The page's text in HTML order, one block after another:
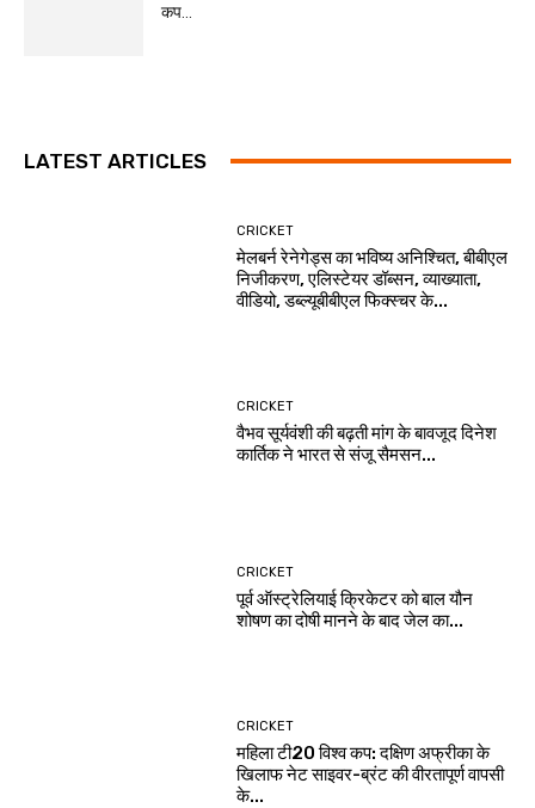
कप...
LATEST ARTICLES
CRICKET
मेलबर्न रेनेगेड्स का भविष्य अनिश्चित, बीबीएल
निजीकरण, एलिस्टेयर डॉब्सन, व्याख्याता,
वीडियो, डब्ल्यूबीबीएल फिक्स्चर के...
CRICKET
वैभव सूर्यवंशी की बढ़ती मांग के बावजूद दिनेश
कार्तिक ने भारत से संजू सैमसन...
CRICKET
पूर्व ऑस्ट्रेलियाई क्रिकेटर को बाल यौन
शोषण का दोषी मानने के बाद जेल का...
CRICKET
महिला टी20 विश्व कप: दक्षिण अफ्रीका के
खिलाफ नेट साइवर-ब्रंट की वीरतापूर्ण वापसी
के...